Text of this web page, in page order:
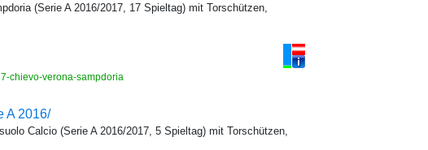
(Serie A 2016/2017, 17 Spieltag) mit Torschützen,
chievo-verona-sampdoria
A 2016/
Calcio (Serie A 2016/2017, 5 Spieltag) mit Torschützen,